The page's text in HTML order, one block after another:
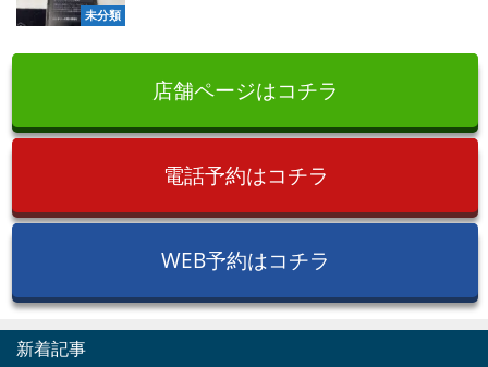
未分類
店舗ページはコチラ
電話予約はコチラ
WEB予約はコチラ
新着記事